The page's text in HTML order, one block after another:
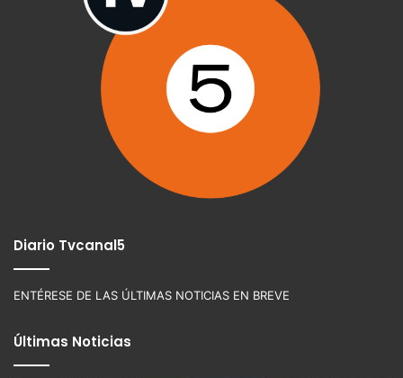
Diario Tvcanal5
ENTÉRESE DE LAS ÚLTIMAS NOTICIAS EN BREVE
Últimas Noticias